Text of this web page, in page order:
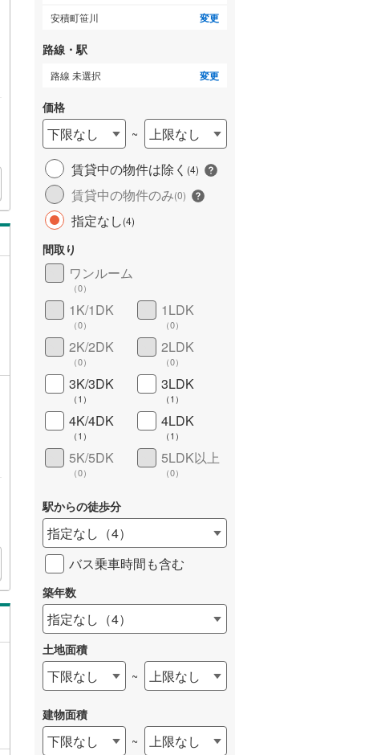
安積町笹川 変更
路線・駅
路線 未選択 変更
価格
下限なし ~
上限なし
賃貸中の物件は除く (4)
賃貸中の物件のみ(0)
指定なし(4)
間取り
ワンルーム
（0）
1K/1DK
（0）
1LDK
（0）
2K/2DK
（0）
2LDK
（0）
3K/3DK
（1 ）
3LDK
（1 ）
4K/4DK
（1 ）
4LDK
（1 ）
5K/5DK
（0）
5LDK以上
（0）
駅からの徒歩分
指定なし （4）
バス乗車時間も含む
築年数
指定なし （4）
土地面積
下限なし ~ 上限なし
建物面積
下限なし ~ 上限なし
長期優良住宅 ）
詳しく見る